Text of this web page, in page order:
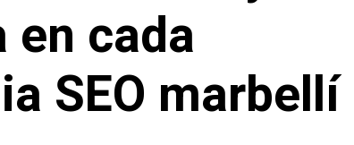
cada
SEO marbellí